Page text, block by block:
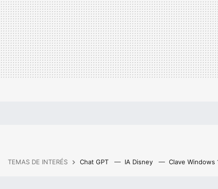
TEMAS DE INTERÉS Chat GPT IA Disney Clave Windows